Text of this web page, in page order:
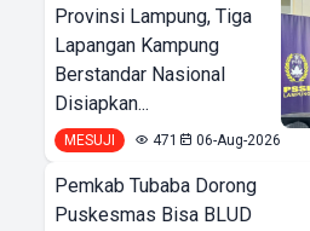
Provinsi Lampung, Tiga
Lapangan Kampung
Berstandar Nasional
Disiapkan...
MESUJI 471 06-Aug-2026
Pemkab Tubaba Dorong
Puskesmas Bisa BLUD